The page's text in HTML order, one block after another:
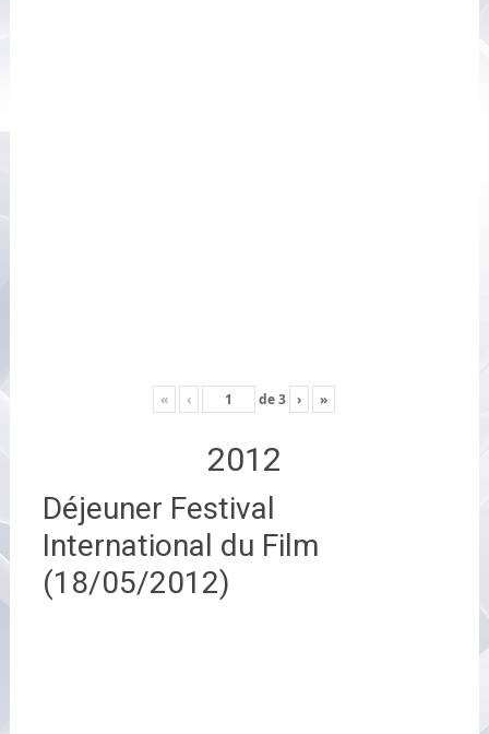
« ‹ de3 › »
2012
Déjeuner Festival
International du Film
(18/05/2012)